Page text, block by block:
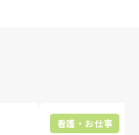
看護・お仕事